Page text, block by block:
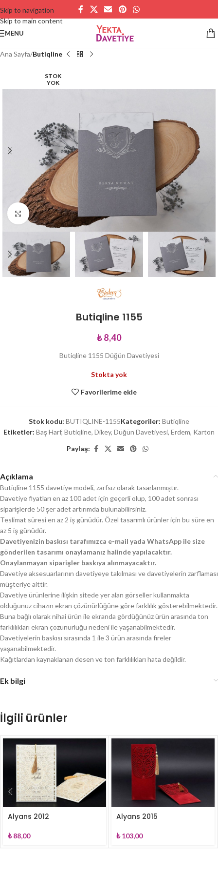
Skip to navigation
Skip to main content
MENU
Ana Sayfa Butiqline
STOK
YOK
Büyütmek için tıklayın
Butiqline 1155
₺8,40
Butiqline 1155 Düğün Davetiyesi
Stokta yok
Favorilerime ekle
Stok kodu: BUTIQLINE-1155Kategoriler: Butiqline
Etiketler: Baş Harf, Butiqline, Dikey, Düğün Davetiyesi, Erdem, Karton
Paylaş:
Açıklama
Butiqline 1155 davetiye modeli, zarfsız olarak tasarlanmıştır.
Davetiye fiyatları en az 100 adet için geçerli olup, 100 adet sonrası
siparişlerde 50’şer adet artırımda bulunabilirsiniz.
Teslimat süresi en az 2 iş günüdür. Özel tasarımlı ürünler için bu süre en
az 5 iş günüdür.
Davetiyenizin baskısı tarafımızca e-mail yada WhatsApp ile size
gönderilen tasarımı onaylamanız halinde yapılacaktır.
Onaylanmayan siparişler baskıya alınmayacaktır.
Davetiye aksesuarlarının davetiyeye takılması ve davetiyelerin zarflaması
müşteriye aittir.
Davetiye ürünlerine ilişkin sitede yer alan görseller kullanmakta
olduğunuz cihazın ekran çözünürlüğüne göre farklılık gösterebilmektedir.
Buna bağlı olarak nihai ürün ile ekranda gördüğünüz ürün arasında ton
farklılıkları ekran çözünürlüğü nedeni ile yaşanabilmektedir.
Davetiyelerin baskısı sırasında 1 ile 3 ürün arasında fireler
yaşanabilmektedir.
Kağıtlardan kaynaklanan desen ve ton farklılıkları hata değildir.
Ek bilgi
İlgili ürünler
Alyans 2012
₺88,00
Alyans 2015
₺103,00